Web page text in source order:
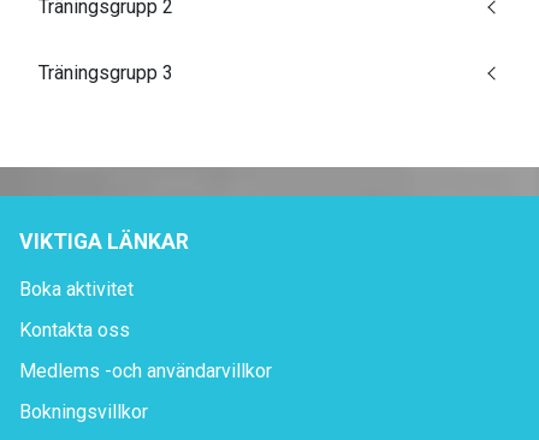
Träningsgrupp 2
Träningsgrupp 3
VIKTIGA LÄNKAR
Boka aktivitet
Kontakta oss
Medlems -och användarvillkor
Bokningsvillkor